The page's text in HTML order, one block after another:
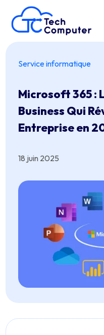
Service informatique
Microsoft 365 :
Business Qui
Entreprise en
18 juin 2025